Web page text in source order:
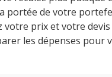
portée de votre
votre prix et votre
les dépenses pour